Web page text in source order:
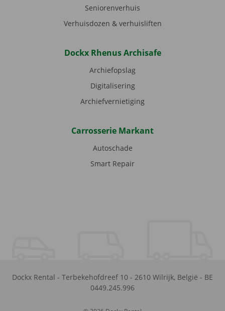
Seniorenverhuis
Verhuisdozen & verhuisliften
Dockx Rhenus Archisafe
Archiefopslag
Digitalisering
Archiefvernietiging
Carrosserie Markant
Autoschade
Smart Repair
Dockx Rental - Terbekehofdreef 10 - 2610 Wilrijk, België - BE
0449.245.996